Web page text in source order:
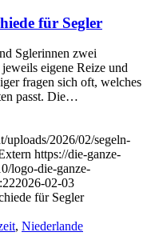
für Segler
Sglerinnen zwei
eigene Reize und
fragen sich oft, welches
passt. Die…
uploads/2026/02/segeln-
https://die-ganze-
logo-die-ganze-
2026-02-03
für Segler
, Niederlande